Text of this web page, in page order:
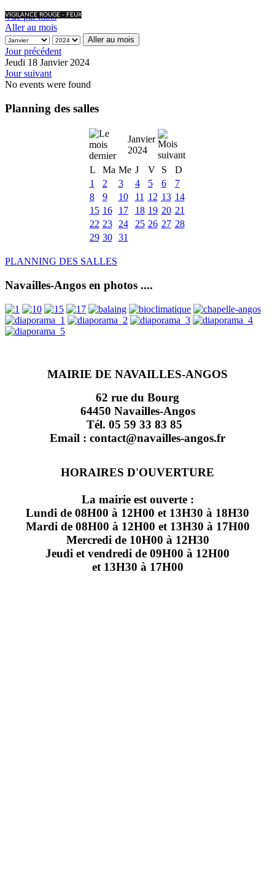
VIGILANCE ROUGE - FEUX
Vue par mois
Aller au mois
Aller au mois
Jour précédent
Jeudi 18 Janvier 2024
Jour suivant
No events were found
Planning des salles
Janvier
2024
L
Ma Me J V S
D
1
2 3 4 5 6
7
8
9 10 11 12 13 14
15 16 17 18 19 20 21
22 23 24 25 26 27 28
29 30 31
PLANNING DES SALLES
Navailles-Angos en photos ....
MAIRIE DE NAVAILLES-ANGOS
62 rue du Bourg
64450 Navailles-Angos
Tél. 05 59 33 83 85
Email : contact@navailles-angos.fr
HORAIRES D'OUVERTURE
La mairie est ouverte :
Lundi de 08H00 à 12H00 et 13H30 à 18H30
Mardi de 08H00 à 12H00 et 13H30 à 17H00
Mercredi de 10H00 à 12H30
Jeudi et vendredi de 09H00 à 12H00
et 13H30 à 17H00